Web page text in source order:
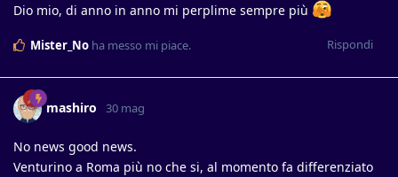
Dio mio, di anno in anno mi perplime sempre più
Rispondi
Mister_No ha messo mi piace.
mashiro 30 mag
No news good news.
Venturino a Roma più no che si, al momento fa differenziato